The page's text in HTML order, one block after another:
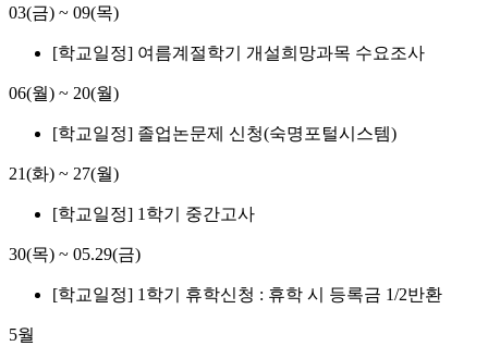
03(금) ~ 09(목)
[학교일정] 여름계절학기 개설희망과목 수요조사
06(월) ~ 20(월)
[학교일정] 졸업논문제 신청(숙명포털시스템)
21(화) ~ 27(월)
[학교일정] 1학기 중간고사
30(목) ~ 05.29(금)
[학교일정] 1학기 휴학신청 : 휴학 시 등록금 1/2반환
5월